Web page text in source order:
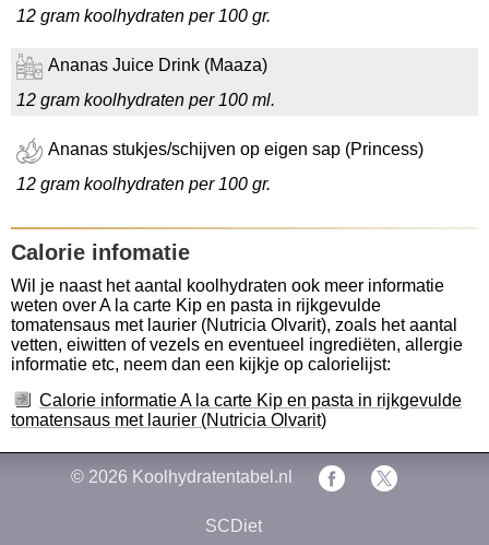
12 gram koolhydraten per 100 gr.
Ananas Juice Drink (Maaza)
12 gram koolhydraten per 100 ml.
Ananas stukjes/schijven op eigen sap (Princess)
12 gram koolhydraten per 100 gr.
Calorie infomatie
Wil je naast het aantal koolhydraten ook meer informatie
weten over A la carte Kip en pasta in rijkgevulde
tomatensaus met laurier (Nutricia Olvarit), zoals het aantal
vetten, eiwitten of vezels en eventueel ingrediëten, allergie
informatie etc, neem dan een kijkje op calorielijst:
Calorie informatie A la carte Kip en pasta in rijkgevulde
tomatensaus met laurier (Nutricia Olvarit)
© 2026 Koolhydratentabel.nl
SCDiet